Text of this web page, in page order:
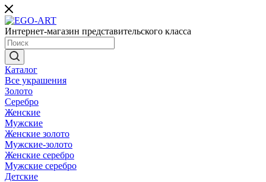
Интернет-магазин представительского класса
Каталог
Все украшения
Золото
Серебро
Женские
Мужские
Женские золото
Мужские-золото
Женские серебро
Мужские серебро
Детские